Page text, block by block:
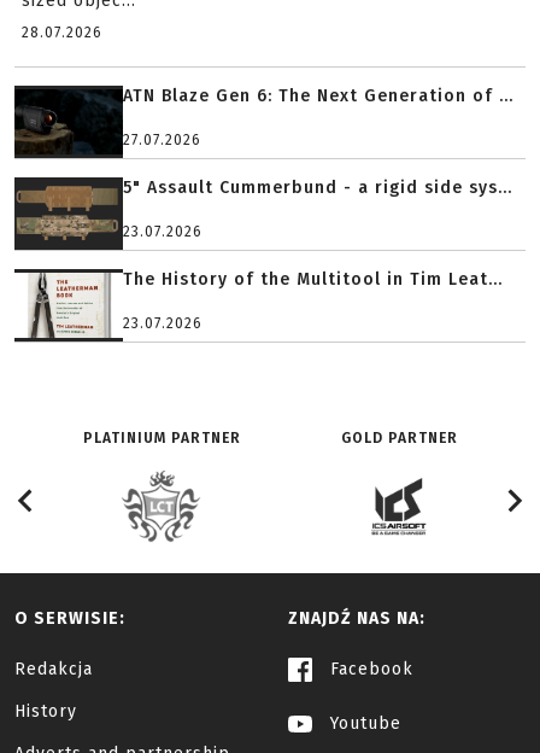
28.07.2026
ATN Blaze Gen 6: The Next Generation of ...
27.07.2026
5" Assault Cummerbund - a rigid side sys...
23.07.2026
The History of the Multitool in Tim Leat...
23.07.2026
PLATINIUM PARTNER GOLD PARTNER
O SERWISIE:
Redakcja
History
ZNAJDŹ NAS NA:
Facebook
Youtube